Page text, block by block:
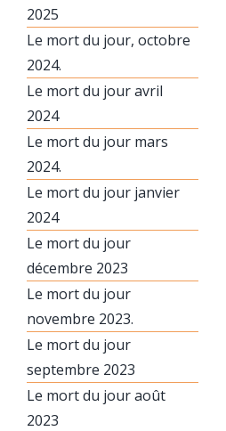
2025
Le mort du jour, octobre
2024.
Le mort du jour avril
2024
Le mort du jour mars
2024.
Le mort du jour janvier
2024
Le mort du jour
décembre 2023
Le mort du jour
novembre 2023.
Le mort du jour
septembre 2023
Le mort du jour août
2023